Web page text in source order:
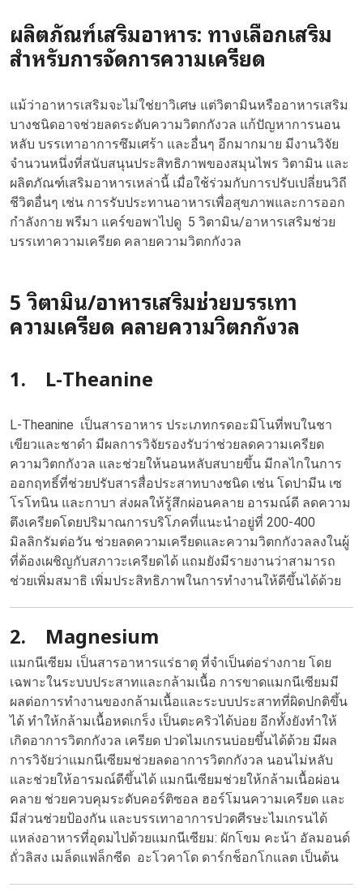
ผลิตภัณฑ์เสริมอาหาร: ทางเลือกเสริม
สำหรับการจัดการความเครียด
แม้ว่าอาหารเสริมจะไม่ใช่ยาวิเศษ แต่วิตามินหรืออาหารเสริม
บางชนิดอาจช่วยลดระดับความวิตกกังวล แก้ปัญหาการนอน
หลับ บรรเทาอาการซึมเศร้า และอื่นๆ อีกมากมาย มีงานวิจัย
จำนวนหนึ่งที่สนับสนุนประสิทธิภาพของสมุนไพร วิตามิน และ
ผลิตภัณฑ์เสริมอาหารเหล่านี้ เมื่อใช้ร่วมกับการปรับเปลี่ยนวิถี
ชีวิตอื่นๆ เช่น การรับประทานอาหารเพื่อสุขภาพและการออก
กำลังกาย พรีมา แคร์ขอพาไปดู 5 วิตามิน/อาหารเสริมช่วย
บรรเทาความเครียด คลายความวิตกกังวล
5 วิตามิน/อาหารเสริมช่วยบรรเทา
ความเครียด คลายความวิตกกังวล
1. L-Theanine
L-Theanine เป็นสารอาหาร ประเภทกรดอะมิโนที่พบในชา
เขียวและชาดำ มีผลการวิจัยรองรับว่าช่วยลดความเครียด
ความวิตกกังวล และช่วยให้นอนหลับสบายขึ้น มีกลไกในการ
ออกฤทธิ์ที่ช่วยปรับสารสื่อประสาทบางชนิด เช่น โดปามีน เซ
โรโทนิน และกาบา ส่งผลให้รู้สึกผ่อนคลาย อารมณ์ดี ลดความ
ตึงเครียดโดยปริมาณการบริโภคที่แนะนำอยู่ที่ 200-400
มิลลิกรัมต่อวัน ช่วยลดความเครียดและความวิตกกังวลลงในผู้
ที่ต้องเผชิญกับสภาวะเครียดได้ แถมยังมีรายงานว่าสามารถ
ช่วยเพิ่มสมาธิ เพิ่มประสิทธิภาพในการทำงานให้ดีขึ้นได้ด้วย
2. Magnesium
แมกนีเซียม เป็นสารอาหารแร่ธาตุ ที่จำเป็นต่อร่างกาย โดย
เฉพาะในระบบประสาทและกล้ามเนื้อ การขาดแมกนีเซียมมี
ผลต่อการทำงานของกล้ามเนื้อและระบบประสาทที่ผิดปกติขึ้น
ได้ ทำให้กล้ามเนื้อหดเกร็ง เป็นตะคริวได้บ่อย อีกทั้งยังทำให้
เกิดอาการวิตกกังวล เครียด ปวดไมเกรนบ่อยขึ้นได้ด้วย มีผล
การวิจัยว่าแมกนีเซียมช่วยลดอาการวิตกกังวล นอนไม่หลับ
และช่วยให้อารมณ์ดีขึ้นได้ แมกนีเซียมช่วยให้กล้ามเนื้อผ่อน
คลาย ช่วยควบคุมระดับคอร์ติซอล ฮอร์โมนความเครียด และ
มีส่วนช่วยป้องกัน และบรรเทาอาการปวดศีรษะไมเกรนได้
แหล่งอาหารที่อุดมไปด้วยแมกนีเซียม: ผักโขม คะน้า อัลมอนด์
ถั่วลิสง เมล็ดแฟล็กซีด อะโวคาโด ดาร์กช็อกโกแลต เป็นต้น